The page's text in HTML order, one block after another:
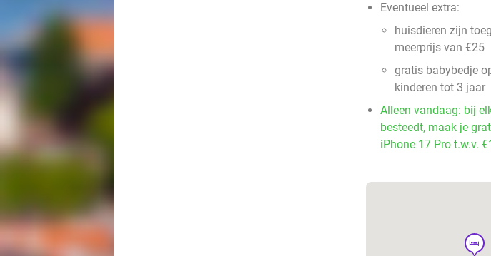
Eventueel extra:
huisdieren zijn
meerprijs van €25
gratis babybedje
kinderen tot 3 jaar
Alleen vandaag: bij
besteedt, maak je
iPhone 17 Pro t.w.v.
hotel